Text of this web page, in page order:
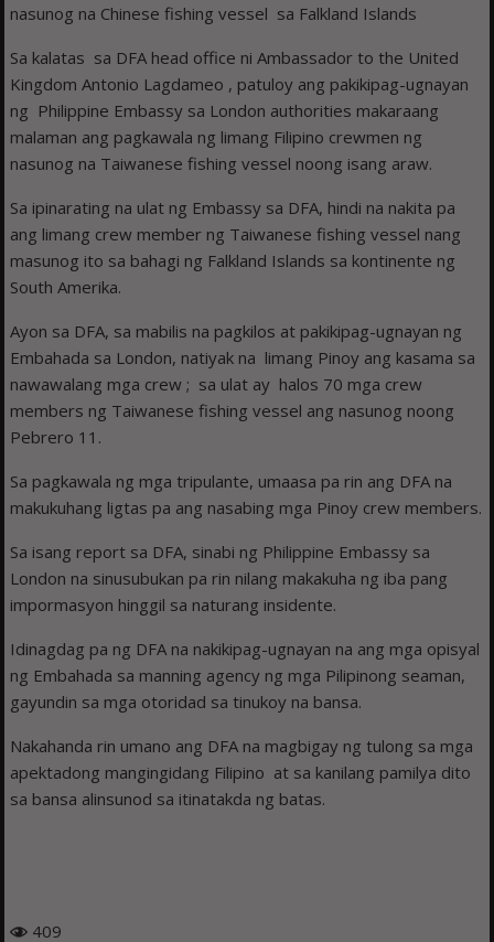
nasunog na Chinese fishing vessel sa Falkland Islands
Sa kalatas sa DFA head office ni Ambassador to the United
Kingdom Antonio Lagdameo , patuloy ang pakikipag-ugnayan
ng Philippine Embassy sa London authorities makaraang
malaman ang pagkawala ng limang Filipino crewmen ng
nasunog na Taiwanese fishing vessel noong isang araw.
Sa ipinarating na ulat ng Embassy sa DFA, hindi na nakita pa
ang limang crew member ng Taiwanese fishing vessel nang
masunog ito sa bahagi ng Falkland Islands sa kontinente ng
South Amerika.
Ayon sa DFA, sa mabilis na pagkilos at pakikipag-ugnayan ng
Embahada sa London, natiyak na limang Pinoy ang kasama sa
nawawalang mga crew ; sa ulat ay halos 70 mga crew
members ng Taiwanese fishing vessel ang nasunog noong
Pebrero 11.
Sa pagkawala ng mga tripulante, umaasa pa rin ang DFA na
makukuhang ligtas pa ang nasabing mga Pinoy crew members.
Sa isang report sa DFA, sinabi ng Philippine Embassy sa
London na sinusubukan pa rin nilang makakuha ng iba pang
impormasyon hinggil sa naturang insidente.
Idinagdag pa ng DFA na nakikipag-ugnayan na ang mga opisyal
ng Embahada sa manning agency ng mga Pilipinong seaman,
gayundin sa mga otoridad sa tinukoy na bansa.
Nakahanda rin umano ang DFA na magbigay ng tulong sa mga
apektadong mangingidang Filipino at sa kanilang pamilya dito
sa bansa alinsunod sa itinatakda ng batas.
409